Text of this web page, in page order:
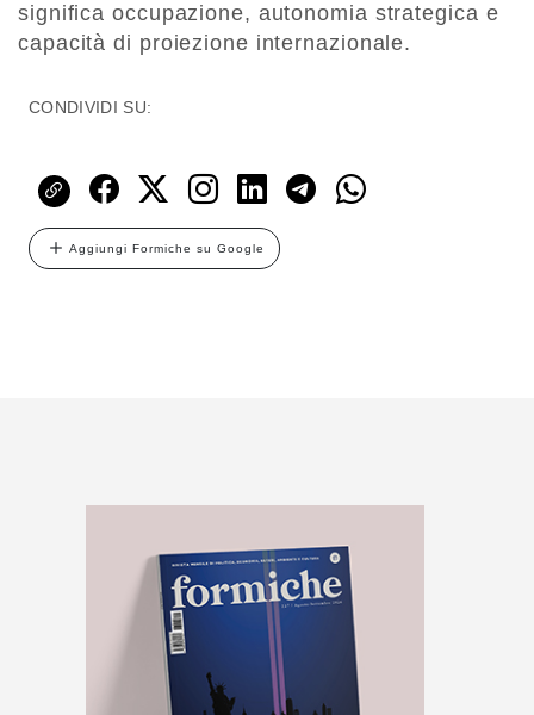
significa occupazione, autonomia strategica e
capacità di proiezione internazionale.
CONDIVIDI SU:
Aggiungi Formiche su Google